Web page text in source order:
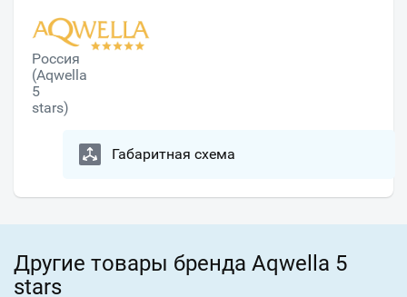
Россия
(Aqwella
5
stars)
Габаритная схема
Другие товары бренда Aqwella 5
stars